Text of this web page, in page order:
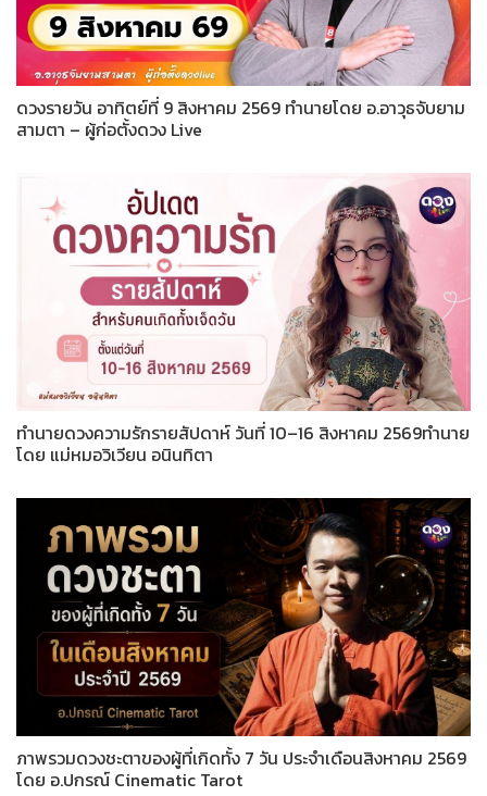
ดวงรายวัน อาทิตย์ที่ 9 สิงหาคม 2569 ทำนายโดย อ.อาวุธจับยาม
สามตา – ผู้ก่อตั้งดวง Live
ทำนายดวงความรักรายสัปดาห์ วันที่ 10–16 สิงหาคม 2569ทำนาย
โดย แม่หมอวิเวียน อนินทิตา
ภาพรวมดวงชะตาของผู้ที่เกิดทั้ง 7 วัน ประจำเดือนสิงหาคม 2569
โดย อ.ปกรณ์ Cinematic Tarot